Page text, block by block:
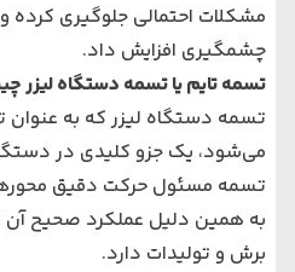
مشکلات احتمالی جلوگیری کرده
چشمگیری افزایش داد.
تسمه تایم یا تسمه دستگاه لیزر
تسمه دستگاه لیزر که به عنوان
می‌شود، یک جزو کلیدی در
به همین دلیل عملکرد صحیح آن
برش و تولیدات دارد.